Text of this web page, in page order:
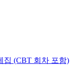
집 (CBT 회차 포함)